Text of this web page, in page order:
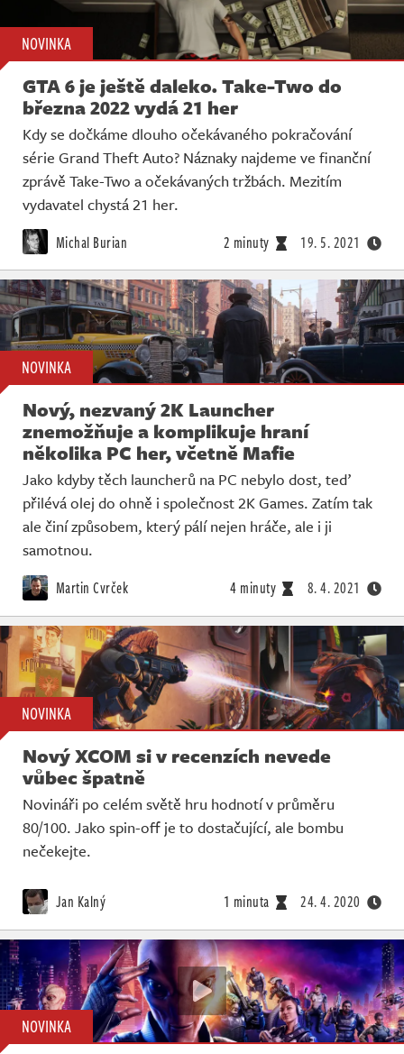
NOVINKA
GTA 6 je ještě daleko. Take-Two do
března 2022 vydá 21 her
Kdy se dočkáme dlouho očekávaného pokračování
série Grand Theft Auto? Náznaky najdeme ve finanční
zprávě Take-Two a očekávaných tržbách. Mezitím
vydavatel chystá 21 her.
Michal Burian 2 minuty 19. 5. 2021
NOVINKA
Nový, nezvaný 2K Launcher
znemožňuje a komplikuje hraní
několika PC her, včetně Mafie
Jako kdyby těch launcherů na PC nebylo dost, teď
přilévá olej do ohně i společnost 2K Games. Zatím tak
ale činí způsobem, který pálí nejen hráče, ale i ji
samotnou.
Martin Cvrček 4 minuty 8. 4. 2021
NOVINKA
Nový XCOM si v recenzích nevede
vůbec špatně
Novináři po celém světě hru hodnotí v průměru
80/100. Jako spin-off je to dostačující, ale bombu
nečekejte.
Jan Kalný 1 minuta 24. 4. 2020
NOVINKA